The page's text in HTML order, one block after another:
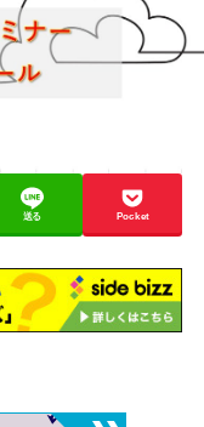
送る Pocket